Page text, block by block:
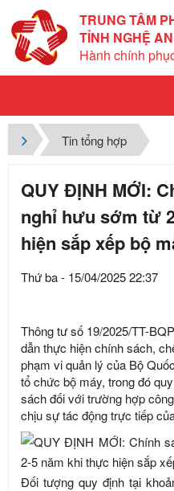
TRUNG TÂM
TỈNH NGHỆ AN
Hành chính
Tin tổng hợp
QUY ĐỊNH MỚI:
nghỉ hưu sớm từ
hiện sắp xếp bộ
Thứ ba - 15/04/2025 22:37
Thông tư số 19/2025/TT-
dẫn thực hiện chính sách,
phạm vi quản lý của Bộ
tổ chức bộ máy, trong đó
sách đối với trường hợp
chịu sự tác động trực tiếp
Đối tượng quy định tại